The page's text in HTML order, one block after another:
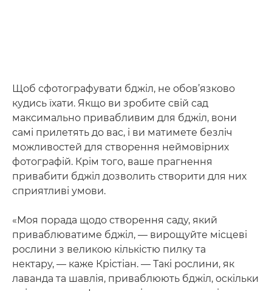
Щоб сфотографувати бджіл, не обов’язково
кудись їхати. Якщо ви зробите свій сад
максимально привабливим для бджіл, вони
самі прилетять до вас, і ви матимете безліч
можливостей для створення неймовірних
фотографій. Крім того, ваше прагнення
привабити бджіл дозволить створити для них
сприятливі умови.
«Моя порада щодо створення саду, який
приваблюватиме бджіл, — вирощуйте місцеві
рослини з великою кількістю пилку та
нектару, — каже Крістіан. — Такі рослини, як
лаванда та шавлія, приваблюють бджіл, оскільки